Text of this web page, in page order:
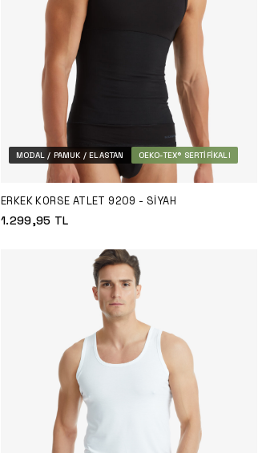
MODAL / PAMUK / ELASTAN OEKO-TEX® SERTIFIKALI
ERKEK KORSE ATLET 9209 - SIYAH
1.299,95 TL